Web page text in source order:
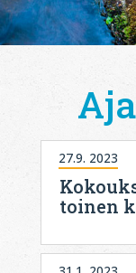
toinen
27.9. 2023